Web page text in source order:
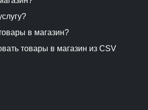
в магазин?
товары в магазин из CSV